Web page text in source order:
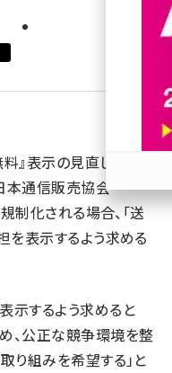
』表示の見直しに関す
本通信販売協会
制化される場合、「送
を表示するよう求める
示するよう求めると
、公正な競争環境を整
り組みを希望する」と
参